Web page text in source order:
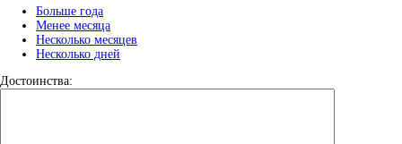
Больше года
Менее месяца
Несколько месяцев
Несколько дней
Достоинства: